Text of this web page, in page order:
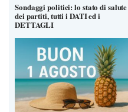
Sondaggi politici: lo stato di salute
dei partiti, tutti i DATI ed i
DETTAGLI